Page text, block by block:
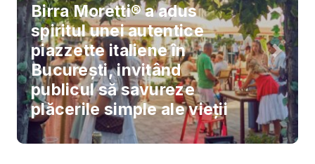
Birra Moretti® a adus
spiritul unei autentice
piazzette italiene în
București, invitând
publicul să savureze
plăcerile simple ale vieții